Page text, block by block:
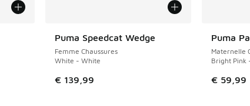
Puma Speedcat Wedge
Femme Chaussures
White - White
€ 139,99
NOUVEAU Puma
Maternelle
Bright Pink
€ 59,99
NOUVEAU